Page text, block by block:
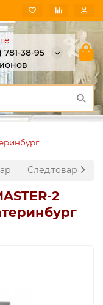
781-38-95
След.товар
2